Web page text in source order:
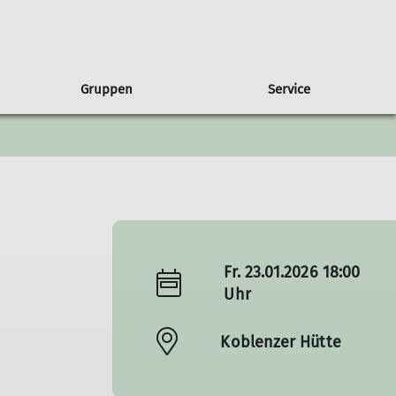
Presse Sponsoren
Partnerschaft Natur & Klima
Ausbildungsberichte
Gruppen
Albatros Wandern Wettkampfklettern
Service
Freiwilligendienst
Fr. 23.01.2026 18:00
Uhr
Koblenzer Hütte